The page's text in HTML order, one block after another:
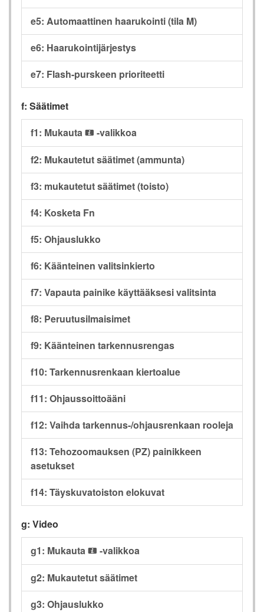
e5: Automaattinen haarukointi (tila M)
e6: Haarukointijärjestys
e7: Flash-purskeen prioriteetti
f: Säätimet
f1: Mukauta i -valikkoa
f2: Mukautetut säätimet (ammunta)
f3: mukautetut säätimet (toisto)
f4: Kosketa Fn
f5: Ohjauslukko
f6: Käänteinen valitsinkierto
f7: Vapauta painike käyttääksesi valitsinta
f8: Peruutusilmaisimet
f9: Käänteinen tarkennusrengas
f10: Tarkennusrenkaan kiertoalue
f11: Ohjaussoittoääni
f12: Vaihda tarkennus-/ohjausrenkaan rooleja
f13: Tehozoomauksen (PZ) painikkeen
asetukset
f14: Täyskuvatoiston elokuvat
g: Video
g1: Mukauta i -valikkoa
g2: Mukautetut säätimet
g3: Ohjauslukko